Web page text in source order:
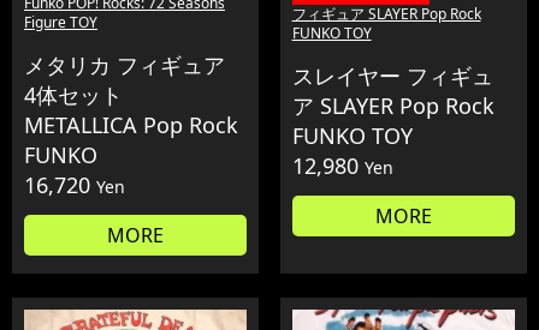
Figure TOY
メタリカ フィギュア
4体セット
METALLICA Pop Rock
FUNKO
16,720 Yen
MORE
フィギュア SLAYER Pop Rock
FUNKO TOY
スレイヤー フィギュ
ア SLAYER Pop Rock
FUNKO TOY
12,980 Yen
MORE